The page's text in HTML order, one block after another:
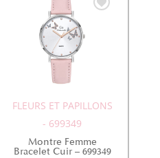
FLEURS ET PAPILLONS
- 699349
Montre Femme
Bracelet Cuir – 699349